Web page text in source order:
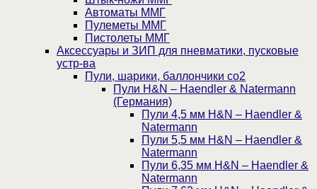
Автоматы ММГ
Пулеметы ММГ
Пистолеты ММГ
Аксессуары и ЗИП для пневматики, пусковые
устр-ва
Пули, шарики, баллончики со2
Пули H&N – Haendler & Natermann
(Германия)
Пули 4,5 мм H&N – Haendler &
Natermann
Пули 5,5 мм H&N – Haendler &
Natermann
Пули 6,35 мм H&N – Haendler &
Natermann